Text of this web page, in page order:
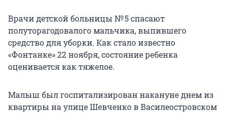
Врачи детской больницы № 5 спасают
полуторагодовалого мальчика, выпившего
средство для уборки. Как стало известно
«Фонтанке» 22 ноября, состояние ребенка
оценивается как тяжелое.
Малыш был госпитализирован накануне днем из
квартиры на улице Шевченко в Василеостровском